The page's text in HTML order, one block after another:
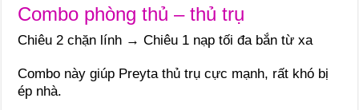
Combo phòng thủ – thủ trụ
Chiêu 2 chặn lính → Chiêu 1 nạp tối đa bắn từ xa
Combo này giúp Preyta thủ trụ cực mạnh, rất khó bị
ép nhà.